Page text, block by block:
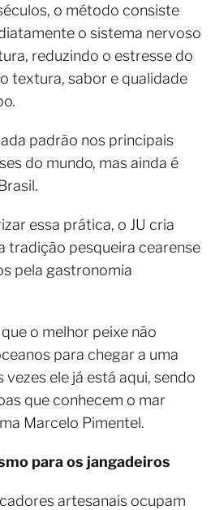
o método consiste
o sistema nervoso
reduzindo o estresse do
textura, sabor e qualidade
padrão nos principais
do mundo, mas ainda é
essa prática, o JU cria
tradição pesqueira cearense
pela gastronomia
o melhor peixe não
para chegar a uma
ele já está aqui, sendo
que conhecem o mar
Marcelo Pimentel.
para os jangadeiros
artesanais ocupam